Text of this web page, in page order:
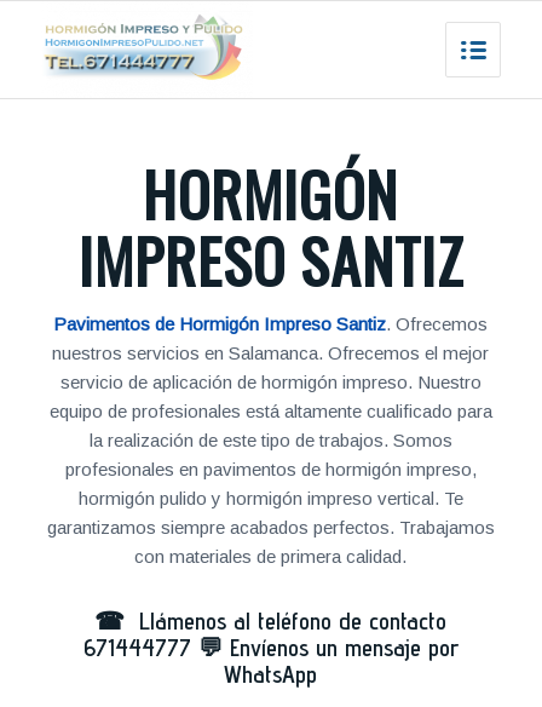
HORMIGÓN
IMPRESO SANTIZ
Pavimentos de Hormigón Impreso Santiz. Ofrecemos
nuestros servicios en Salamanca. Ofrecemos el mejor
servicio de aplicación de hormigón impreso. Nuestro
equipo de profesionales está altamente cualificado para
la realización de este tipo de trabajos. Somos
profesionales en pavimentos de hormigón impreso,
hormigón pulido y hormigón impreso vertical. Te
garantizamos siempre acabados perfectos. Trabajamos
con materiales de primera calidad.
☎ Llámenos al teléfono de contacto
671444777 💬 Envíenos un mensaje por
WhatsApp